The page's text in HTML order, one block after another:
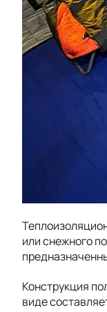
или снежного
Конструкция
виде